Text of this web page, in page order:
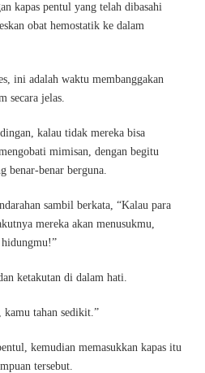
kapas pentul yang telah dibasahi
obat hemostatik ke dalam
ini adalah waktu membanggakan
secara jelas.
kalau tidak mereka bisa
mimisan, dengan begitu
benar-benar berguna.
sambil berkata, “Kalau para
mereka akan menusukmu,
ketakutan di dalam hati.
kamu tahan sedikit.”
kemudian memasukkan kapas itu
tersebut.